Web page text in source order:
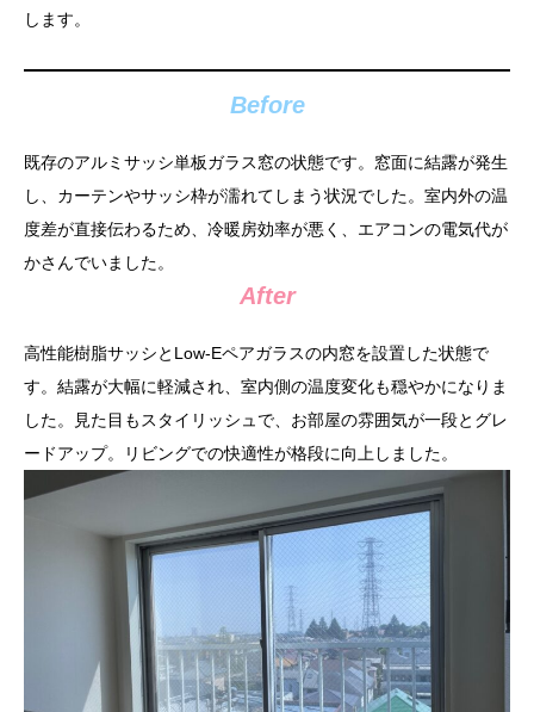
します。
Before
既存のアルミサッシ単板ガラス窓の状態です。窓面に結露が発生
し、カーテンやサッシ枠が濡れてしまう状況でした。室内外の温
度差が直接伝わるため、冷暖房効率が悪く、エアコンの電気代が
かさんでいました。
After
高性能樹脂サッシとLow-Eペアガラスの内窓を設置した状態で
す。結露が大幅に軽減され、室内側の温度変化も穏やかになりま
した。見た目もスタイリッシュで、お部屋の雰囲気が一段とグレ
ードアップ。リビングでの快適性が格段に向上しました。